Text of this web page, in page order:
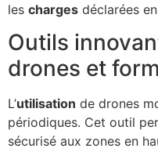
les charges déclarées
Outils
drones et
L’utilisation de drones
périodiques. Cet outil
sécurisé aux zones en